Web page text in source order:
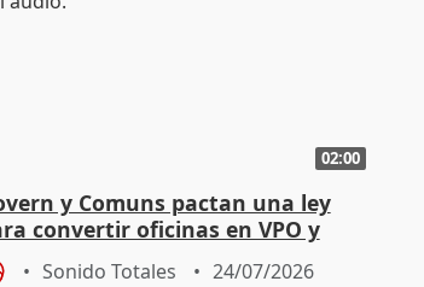
02:00
y Comuns pactan una ley
convertir oficinas en VPO y
la edificabilidad
Sonido Totales 24/07/2026